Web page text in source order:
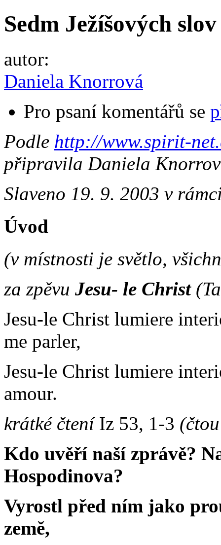
Sedm Ježíšových
autor:
Daniela Knorrová
Pro psaní komentářů se
Podle http://www.spirit-
připravila Daniela
Slaveno 19. 9. 2003 v
Úvod
(v místnosti je světlo,
za zpěvu Jesu- le Christ
Jesu-le Christ lumiere
me parler,
Jesu-le Christ lumiere
amour.
krátké čteníIz 53, 1-3
Kdo uvěří naší zprávě?
Hospodinova?
Vyrostl před ním jako
země,